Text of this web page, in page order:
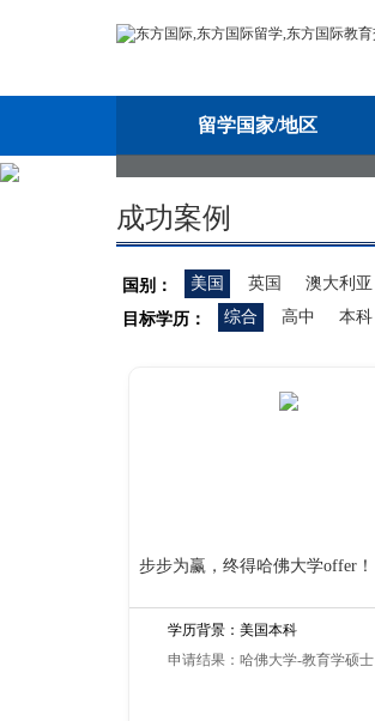
留学国家/地区
成功案例
国别： 美国 英国 澳大利亚
目标学历：
综合 高中 本科
步步为赢，终得哈佛大学offer！
学历背景：美国本科
申请结果：哈佛大学-教育学硕士